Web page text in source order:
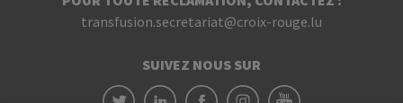
transfusion.secretariat@croix-rouge.lu
SUIVEZ NOUS SUR